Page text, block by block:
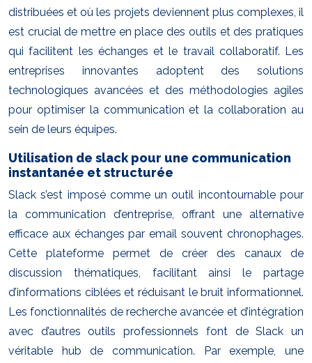
distribuées et où les projets deviennent plus complexes, il
est crucial de mettre en place des outils et des pratiques
qui facilitent les échanges et le travail collaboratif. Les
entreprises innovantes adoptent des solutions
technologiques avancées et des méthodologies agiles
pour optimiser la communication et la collaboration au
sein de leurs équipes.
Utilisation de slack pour une communication
instantanée et structurée
Slack s’est imposé comme un outil incontournable pour
la communication d’entreprise, offrant une alternative
efficace aux échanges par email souvent chronophages.
Cette plateforme permet de créer des canaux de
discussion thématiques, facilitant ainsi le partage
d’informations ciblées et réduisant le bruit informationnel.
Les fonctionnalités de recherche avancée et d’intégration
avec d’autres outils professionnels font de Slack un
véritable hub de communication. Par exemple, une